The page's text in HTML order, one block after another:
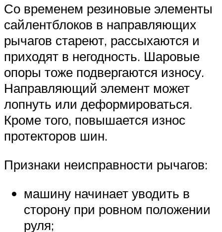
Со временем резиновые элементы
сайлентблоков в направляющих
рычагов стареют, рассыхаются и
приходят в негодность. Шаровые
опоры тоже подвергаются износу.
Направляющий элемент может
лопнуть или деформироваться.
Кроме того, повышается износ
протекторов шин.
Признаки неисправности рычагов:
машину начинает уводить в
сторону при ровном положении
руля;